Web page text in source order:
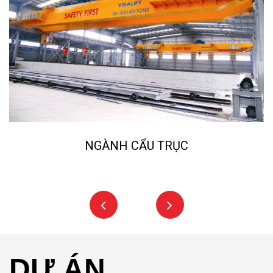
NGÀNH CẨU TRỤC